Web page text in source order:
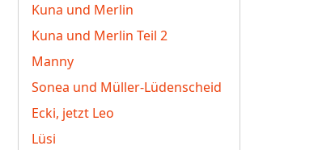
Kuna und Merlin
Kuna und Merlin Teil 2
Manny
Sonea und Müller-Lüdenscheid
Ecki, jetzt Leo
Lüsi